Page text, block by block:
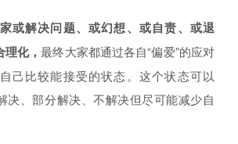
或解决问题、或幻想、或自责、或退
理化，最终大家都通过各自“偏爱”的应对
己比较能接受的状态。这个状态可以
决、部分解决、不解决但尽可能减少自